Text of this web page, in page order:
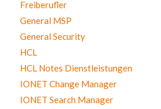
Freiberufler
General MSP
General Security
HCL
HCL Notes Dienstleistungen
IONET Change Manager
IONET Search Manager